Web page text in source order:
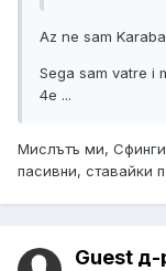
Az ne sam
Sega sam vatre i
4e ...
Мислътъ ми,
пасивни, ставайки
Guest д-